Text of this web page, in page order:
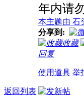
年内请
本主题由 石
分享到:
收藏
回复
使用道具 举
返回列表